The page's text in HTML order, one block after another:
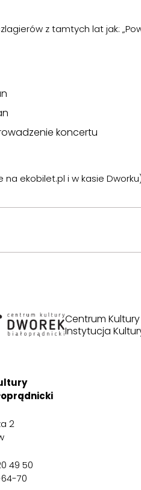
z tamtych lat jak:
koncertu
na ekobilet.pl i w kasie
Centrum
Instytucja
2
49 50
70